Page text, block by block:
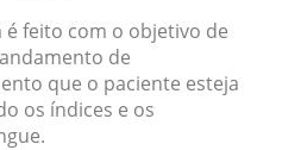
é feito com o objetivo de
de
que o paciente esteja
os índices e os